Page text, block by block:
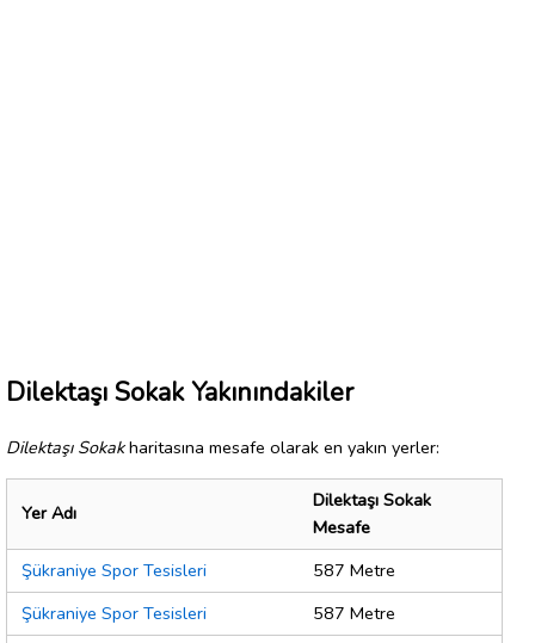
Dilektaşı Sokak Yakınındakiler
Dilektaşı Sokakharitasına mesafe olarak en yakın yerler:
Yer Adı
Dilektaşı Sokak
Mesafe
Şükraniye Spor Tesisleri
587 Metre
Şükraniye Spor Tesisleri
587 Metre